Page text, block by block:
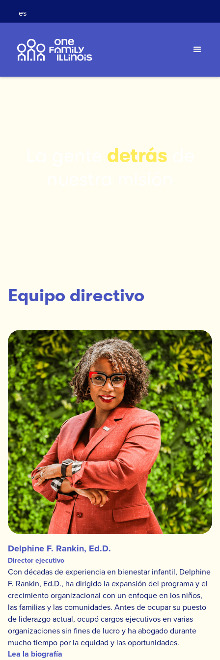
es
detrás
Equipo directivo
Delphine F. Rankin, Ed.D.
Director ejecutivo
Con décadas de experiencia en bienestar infantil, Delphine
F. Rankin, Ed.D., ha dirigido la expansión del programa y el
crecimiento organizacional con un enfoque en los niños,
las familias y las comunidades. Antes de ocupar su puesto
de liderazgo actual, ocupó cargos ejecutivos en varias
organizaciones sin fines de lucro y ha abogado durante
mucho tiempo por la equidad y las oportunidades.
Lea la biografía